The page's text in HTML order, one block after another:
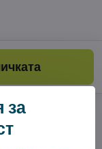
за